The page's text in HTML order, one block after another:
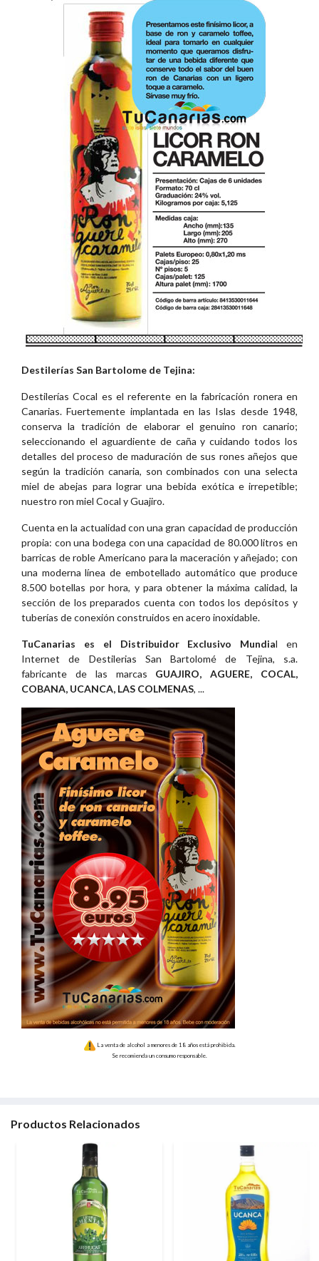
Destilerías San Bartolome de Tejina:
Destilerías Cocal es el referente en la fabricación ronera en
Canarias. Fuertemente implantada en las Islas desde 1948,
conserva la tradición de elaborar el genuino ron canario;
seleccionando el aguardiente de caña y cuidando todos los
detalles del proceso de maduración de sus rones añejos que
según la tradición canaria, son combinados con una selecta
miel de abejas para lograr una bebida exótica e irrepetible;
nuestro ron miel Cocal y Guajiro.
Cuenta en la actualidad con una gran capacidad de producción
propia: con una bodega con una capacidad de 80.000 litros en
barricas de roble Americano para la maceración y añejado; con
una moderna línea de embotellado automático que produce
8.500 botellas por hora, y para obtener la máxima calidad, la
sección de los preparados cuenta con todos los depósitos y
tuberías de conexión construidos en acero inoxidable.
TuCanarias es el Distribuidor Exclusivo Mundial en
Internet de Destilerias San Bartolomé de Tejina, s.a.
fabricante de las marcas GUAJIRO, AGUERE, COCAL,
COBANA, UCANCA, LAS COLMENAS, ...
La venta de alcohol a menores de 18 años está prohibida.
Se recomienda un consumo responsable.
Productos Relacionados